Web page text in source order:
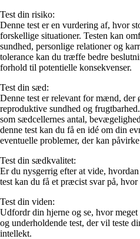
Test din risiko:
Denne test er en vurdering af, hvor
forskellige situationer. Testen kan
sundhed, personlige relationer og
tolerance kan du træffe bedre
forhold til potentielle konsekvenser.
Test din sæd:
Denne test er relevant for mænd, der
reproduktive sundhed og
som sædcellernes antal,
denne test kan du få en idé om din
eventuelle problemer, der kan
Test din sædkvalitet:
Er du nysgerrig efter at vide,
test kan du få et præcist svar på,
Test din viden:
Udfordr din hjerne og se, hvor
og underholdende test, der vil teste
intellekt.